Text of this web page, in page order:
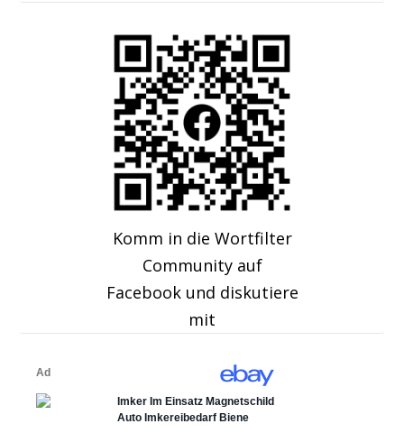
Komm in die Wortfilter
Community auf
Facebook und diskutiere
mit